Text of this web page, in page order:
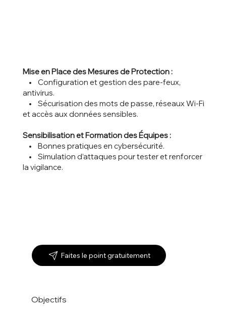
Mise en Place des Mesures de Protection :
• Configuration et gestion des pare-feux,
antivirus.
• Sécurisation des mots de passe, réseaux Wi-Fi
et accès aux données sensibles.
Sensibilisation et Formation des Équipes :
• Bonnes pratiques en cybersécurité.
• Simulation d’attaques pour tester et renforcer
la vigilance.
Faites le point gratuitement
Objectifs